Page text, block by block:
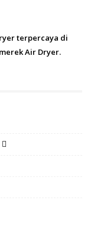
terpercaya di
Air Dryer.